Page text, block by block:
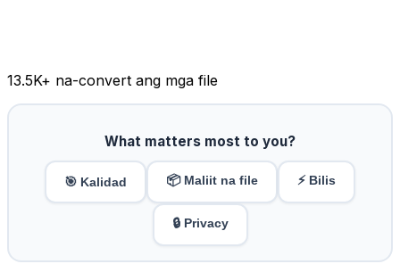
13.5K+ na-convert ang mga file
What matters most to you?
🎯 Kalidad 📦 Maliit na file ⚡ Bilis
🔒 Privacy